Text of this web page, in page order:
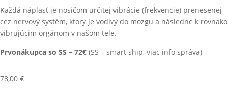
Každá náplasť je nosičom určitej vibrácie (frekvencie) prenesenej
cez nervový systém, ktorý je vodivý do mozgu a následne k rovnako
vibrujúcim orgánom v našom tele.
Prvonákupca so SS – 72€ (SS – smart ship, viac info správa)
78,00 €